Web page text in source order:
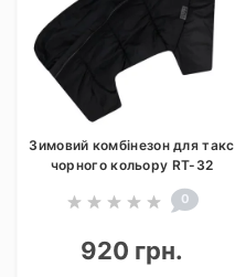
Зимовий комбінезон для такс
чорного кольору RT-32
0
920 грн.